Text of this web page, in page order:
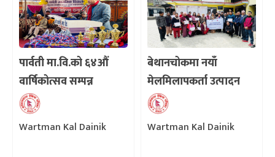
पार्वती मा.वि.को ६४औं
वार्षिकोत्सव सम्पन्न
Wartman Kal Dainik
बेथानचोकमा नयाँ
मेलमिलापकर्ता उत्पादन
तालिम सम्पन्न
Wartman Kal Dainik